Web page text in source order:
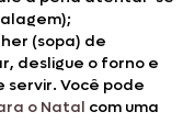
(sopa) de
desligue o forno e
servir. Você pode
o Natal com uma